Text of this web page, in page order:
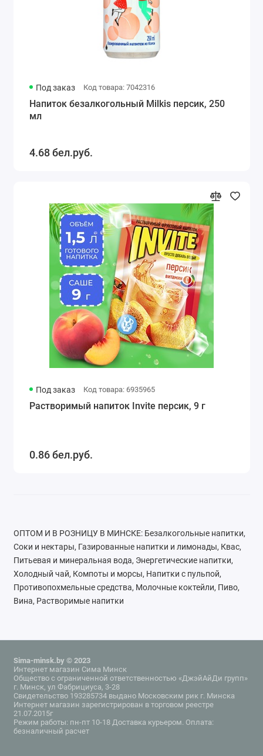
Под заказ Код товара: 7042316
Напиток безалкогольный Milkis персик, 250
мл
4.68 бел.руб.
Под заказ Код товара: 6935965
Растворимый напиток Invite персик, 9 г
0.86 бел.руб.
ОПТОМ И В РОЗНИЦУ В МИНСКЕ: Безалкогольные напитки,
Соки и нектары, Газированные напитки и лимонады, Квас,
Питьевая и минеральная вода, Энергетические напитки,
Холодный чай, Компоты и морсы, Напитки с пульпой,
Противопохмельные средства, Молочные коктейли, Пиво,
Вина, Растворимые напитки
Sima-minsk.by © 2023
Интернет магазин Сима Минск
Общество с ограниченной ответственностью «ДжэйАйДи групп»
г. Минск, ул Фабрициуса, 3-28
Свидетельство 193285734 выдано Московским рик г. Минска
Интернет магазин зарегистрирован в торговом реестре
21.07.2015г
Режим работы: пн-пт 10-18 Доставка курьером. Оплата:
безналичный расчет